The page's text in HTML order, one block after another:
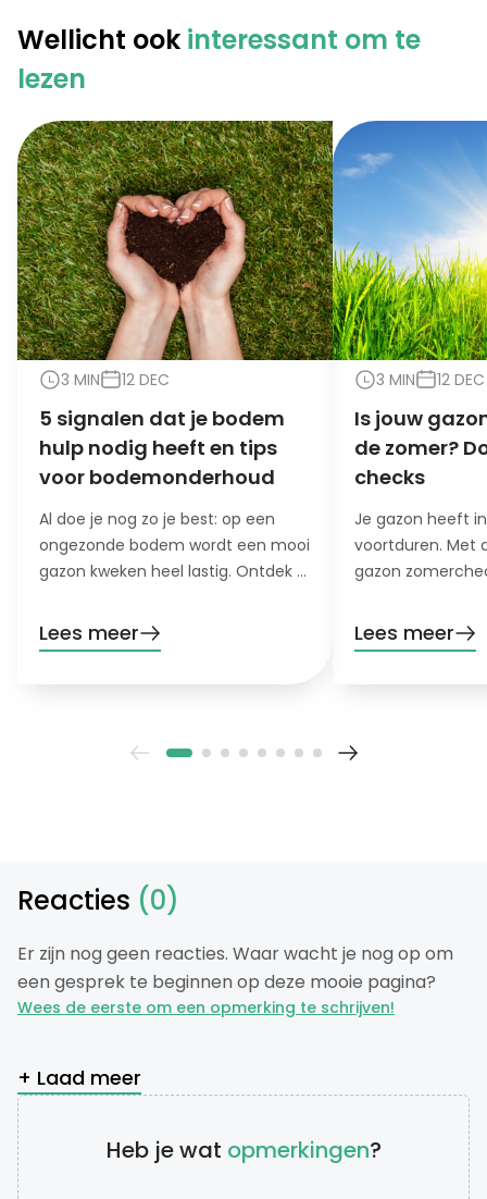
Wellicht ook interessant om te
lezen
3 MIN 12 DEC
5 signalen dat je bodem
hulp nodig heeft en tips
voor bodemonderhoud
Al doe je nog zo je best: op een
ongezonde bodem wordt een mooi
gazon kweken heel lastig. Ontdek 5
heeft!
Lees meer
3 MIN 12 DEC
Is jouw
de zomer?
checks
Je gazon heeft
voortduren. Met
gazon
hete, droge
Lees meer
Reacties (0)
Er zijn nog geen reacties. Waar wacht je nog op om
een gesprek te beginnen op deze mooie pagina?
Wees de eerste om een opmerking te schrijven!
+ Laad meer
Heb je wat opmerkingen?